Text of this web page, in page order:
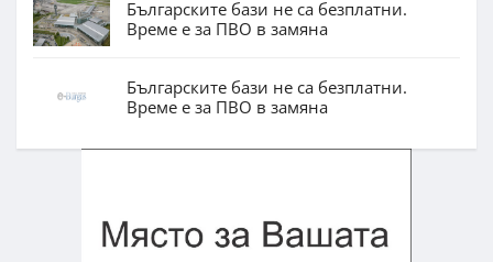
Българските бази не са безплатни.
Време е за ПВО в замяна
Българските бази не са безплатни.
Време е за ПВО в замяна